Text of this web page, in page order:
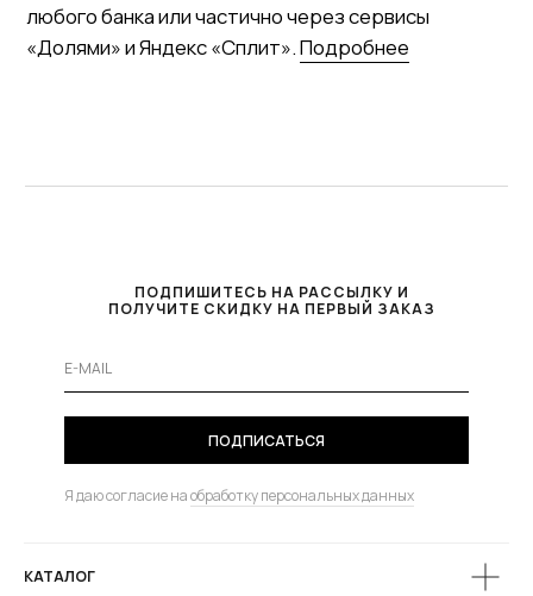
ПОДПИШИТЕСЬ НА РАССЫЛКУ И
ПОЛУЧИТЕ СКИДКУ НА ПЕРВЫЙ ЗАКАЗ
ПОДПИСАТЬСЯ
Я даю согласие наобработку персональных данных
КАТАЛОГ